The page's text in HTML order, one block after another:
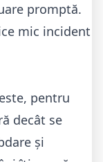
promptă.
mic incident
pentru
decât se
și